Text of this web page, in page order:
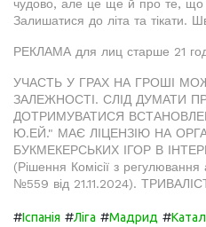
чудово, але це ще й про те, що
Залишатися до літа та тікати.
РЕКЛАМА для лиц старше 21
УЧАСТЬ У ГРАХ НА ГРОШІ
ЗАЛЕЖНОСТІ. СЛІД ДУМАТИ
ДОТРИМУВАТИСЯ
Ю.ЕЙ." МАЄ ЛІЦЕНЗІЮ НА
БУКМЕКЕРСЬКИХ ІГОР В
(Рішення Комісії з регулювання
№559 від 21.11.2024).
#Іспанія #Ліга #Мадрид #